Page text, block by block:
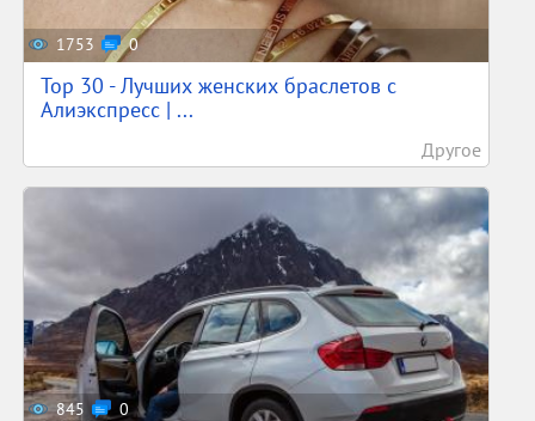
1753 0
Top 30 - Лучших женских браслетов с
Алиэкспресс | ...
Другое
845 0